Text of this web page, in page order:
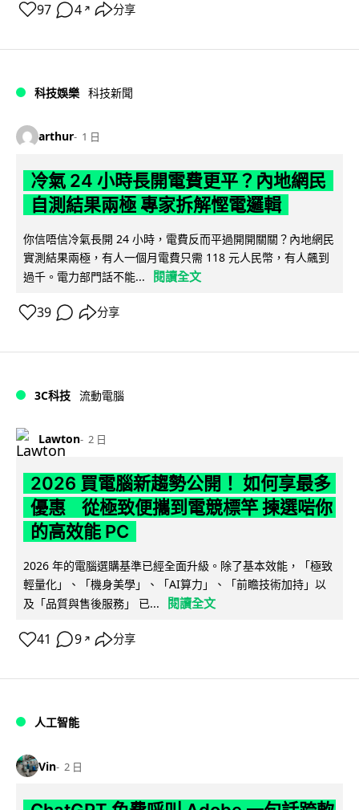
97 4 ↗ 分享
科技娛樂 科技新聞
arthur 1 日
冷氣 24 小時長開電費更平？內地網民
自測結果兩極 專家拆解慳電邏輯
你信唔信冷氣長開 24 小時，電費反而平過開開關關？內地網民
實測結果兩極，有人一個月電費只需 118 元人民幣，有人飆到
過千。電力部門話不能...
閱讀全文
39 分享
3C科技 流動電腦
Lawton 2 日
2026 買電腦新趨勢公開！ 如何享最多
優惠 從極致便攜到電競標竿 揀選啱你
的高效能 PC
2026 年的電腦選購基準已經全面升級。除了基本效能，「極致
輕量化」、「機身美學」、「AI算力」、「前瞻技術加持」以
及「品質與售後服務」 已...
閱讀全文
41 9 ↗ 分享
人工智能
Vin 2 日